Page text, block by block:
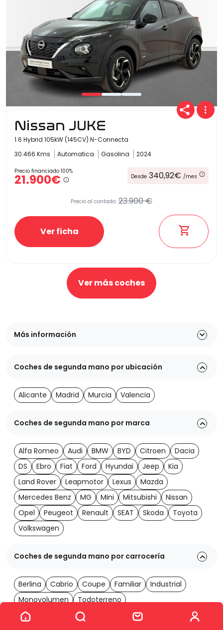
Ver los 2060 coches
Nissan JUKE
1.6 Hybrid 105kW (145CV) N-Connecta
30.466 Kms
Automatica Gasolina 2024
Precio financiado 100%
21.900€ Desde 340,92€ /mes
Precio al contado: 23.900 €
Ver ficha
Ver más coches
Más información
Coches de segunda mano por ubicación
Alicante Madrid Murcia Valencia
Coches de segunda mano por marca
Alfa Romeo Audi BMW BYD Citroen
Dacia
DS
Ebro Fiat Ford Hyundai Jeep
Kia
Land Rover
Leapmotor Lexus
Mazda
Mercedes Benz
MG Mini Mitsubishi
Nissan
Opel
Peugeot Renault SEAT Skoda
Toyota
Volkswagen
Coches de segunda mano por carrocería
Berlina Cabrio Coupe Familiar
Industrial
Monovolumen
Todoterreno